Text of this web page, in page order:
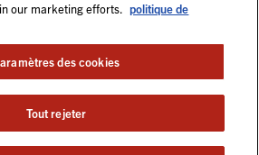
our marketing efforts. politique de
des cookies
Tout rejeter